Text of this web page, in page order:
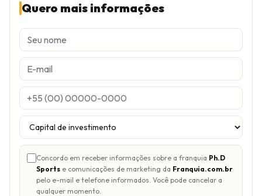
Quero mais informações
Concordo em receber informações sobre a franquia Ph.D
Sports e comunicações de marketing da Franquia.com.br
pelo e-mail e telefone informados. Você pode cancelar a
qualquer momento.